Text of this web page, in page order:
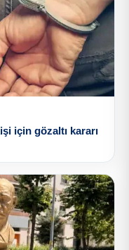
için gözaltı kararı